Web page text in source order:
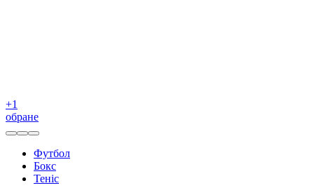
+1
обране
Футбол
Бокс
Теніс